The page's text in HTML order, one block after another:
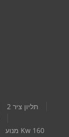
תליון ציר 2
מנוע Kw 160